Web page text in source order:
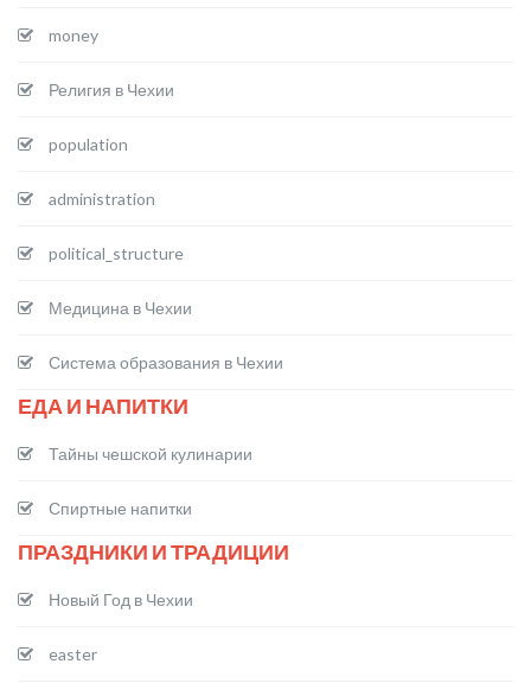
money
Религия в Чехии
population
administration
political_structure
Медицина в Чехии
Система образования в Чехии
ЕДА И НАПИТКИ
Тайны чешской кулинарии
Спиртные напитки
ПРАЗДНИКИ И ТРАДИЦИИ
Новый Год в Чехии
easter